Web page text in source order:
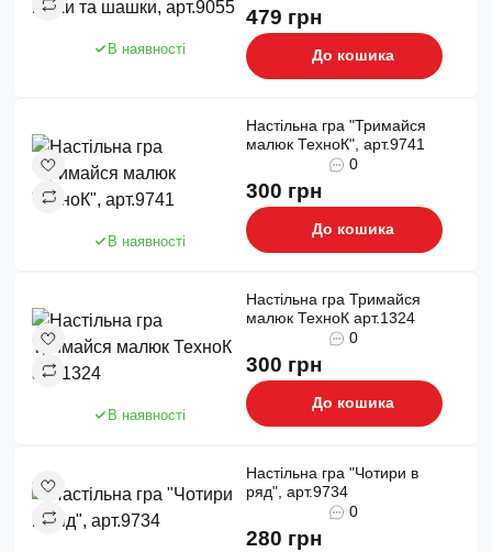
В наявності
479 грн
До кошика
В наявності
Настільна гра "Тримайся
малюк ТехноК", арт.9741
0
300 грн
До кошика
В наявності
Настільна гра Тримайся
малюк ТехноК арт.1324
0
300 грн
До кошика
Настільна гра "Чотири в
ряд", арт.9734
0
280 грн